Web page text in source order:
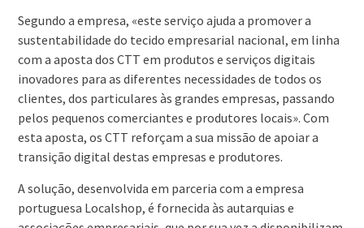
Segundo a empresa, «este serviço ajuda a promover a
sustentabilidade do tecido empresarial nacional, em linha
com a aposta dos CTT em produtos e serviços digitais
inovadores para as diferentes necessidades de todos os
clientes, dos particulares às grandes empresas, passando
pelos pequenos comerciantes e produtores locais». Com
esta aposta, os CTT reforçam a sua missão de apoiar a
transição digital destas empresas e produtores.
A solução, desenvolvida em parceria com a empresa
portuguesa Localshop, é fornecida às autarquias e